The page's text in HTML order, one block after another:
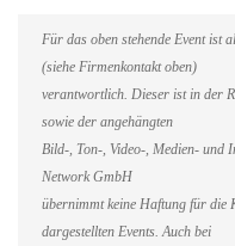
Für das oben stehende Event ist
(siehe Firmenkontakt oben)
verantwortlich. Dieser ist in der
sowie der angehängten
Bild-, Ton-, Video-, Medien- und
Network GmbH
übernimmt keine Haftung für die
dargestellten Events. Auch bei